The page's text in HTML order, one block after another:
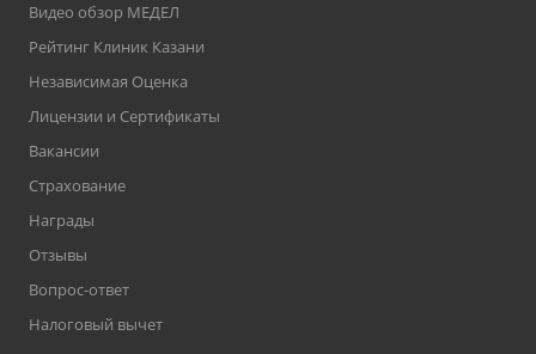
Видео обзор МЕДЕЛ
Рейтинг Клиник Казани
Независимая Оценка
Лицензии и Сертификаты
Вакансии
Страхование
Награды
Отзывы
Вопрос-ответ
Налоговый вычет